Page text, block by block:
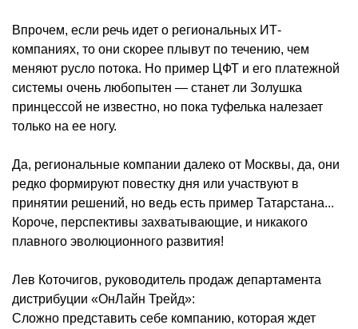
Впрочем, если речь идет о региональных ИТ-
компаниях, то они скорее плывут по течению, чем
меняют русло потока. Но пример ЦФТ и его платежной
системы очень любопытен — станет ли Золушка
принцессой не известно, но пока туфелька налезает
только на ее ногу.
Да, региональные компании далеко от Москвы, да, они
редко формируют повестку дня или участвуют в
принятии решений, но ведь есть пример Татарстана...
Короче, перспективы захватывающие, и никакого
плавного эволюционного развития!
Лев Коточигов, руководитель продаж департамента
дистрибуции «ОнЛайн Трейд»:
Сложно представить себе компанию, которая ждет